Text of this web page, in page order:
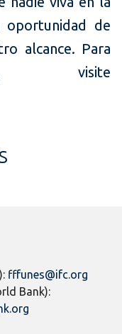
de
alcance. Para
visite
fffunes@ifc.org
Bank):